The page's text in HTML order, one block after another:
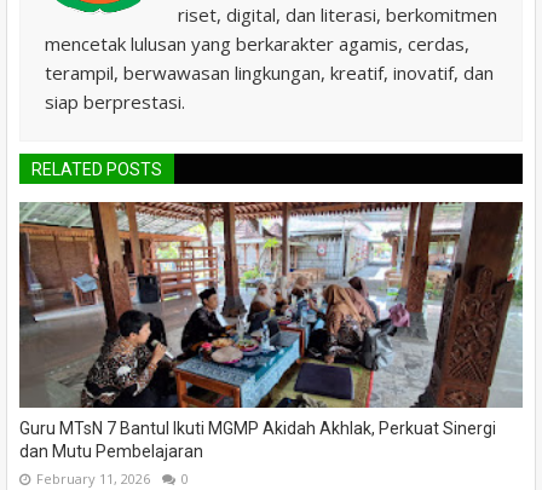
riset, digital, dan literasi, berkomitmen
mencetak lulusan yang berkarakter agamis, cerdas,
terampil, berwawasan lingkungan, kreatif, inovatif, dan
siap berprestasi.
RELATED POSTS
Guru MTsN 7 Bantul Ikuti MGMP Akidah Akhlak, Perkuat Sinergi
dan Mutu Pembelajaran
February 11, 2026 0